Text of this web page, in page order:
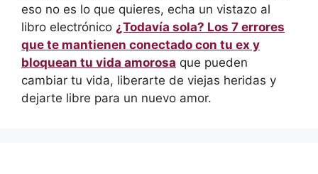
eso no es lo que quieres, echa un vistazo al
libro electrónico ¿Todavía sola? Los 7 errores
que te mantienen conectado con tu ex y
bloquean tu vida amorosa que pueden
cambiar tu vida, liberarte de viejas heridas y
dejarte libre para un nuevo amor.